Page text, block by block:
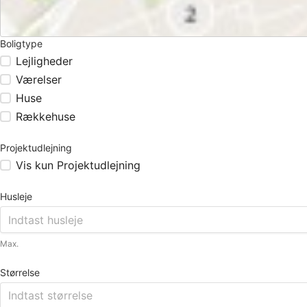
Boligtype
Lejligheder
Værelser
Huse
Rækkehuse
Projektudlejning
Vis kun Projektudlejning
Husleje
Max.
Størrelse